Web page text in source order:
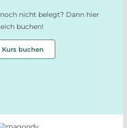
nicht belegt? Dann hier
buchen!
Kurs buchen